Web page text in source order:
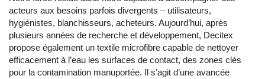
acteurs aux besoins parfois divergents – utilisateurs,
hygiénistes, blanchisseurs, acheteurs. Aujourd’hui, après
plusieurs années de recherche et développement, Decitex
propose également un textile microfibre capable de nettoyer
efficacement à l’eau les surfaces de contact, des zones clés
pour la contamination manuportée. Il s’agit d’une avancée